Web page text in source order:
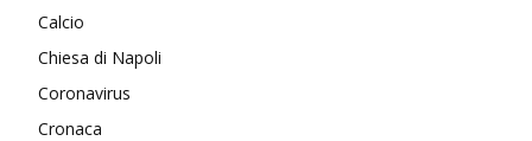
Calcio
Chiesa di Napoli
Coronavirus
Cronaca